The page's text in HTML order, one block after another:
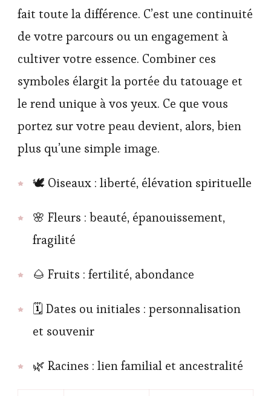
fait toute la différence. C’est une continuité
de votre parcours ou un engagement à
cultiver votre essence. Combiner ces
symboles élargit la portée du tatouage et
le rend unique à vos yeux. Ce que vous
portez sur votre peau devient, alors, bien
plus qu’une simple image.
🕊️ Oiseaux : liberté, élévation spirituelle
🌸 Fleurs : beauté, épanouissement,
fragilité
🌰 Fruits : fertilité, abondance
🗓️ Dates ou initiales : personnalisation
et souvenir
🌿 Racines : lien familial et ancestralité